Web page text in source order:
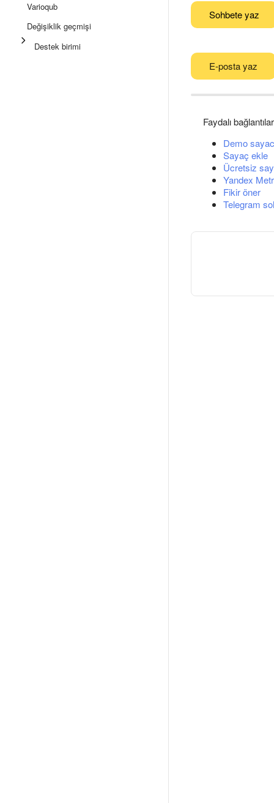
Varioqub
Değişiklik geçmişi
Destek birimi
Sohbete yaz
E-posta yaz
Faydalı bağlantılar
Demo
Sayaç ekle
Ücretsiz
Yandex
Fikir öner
Telegram